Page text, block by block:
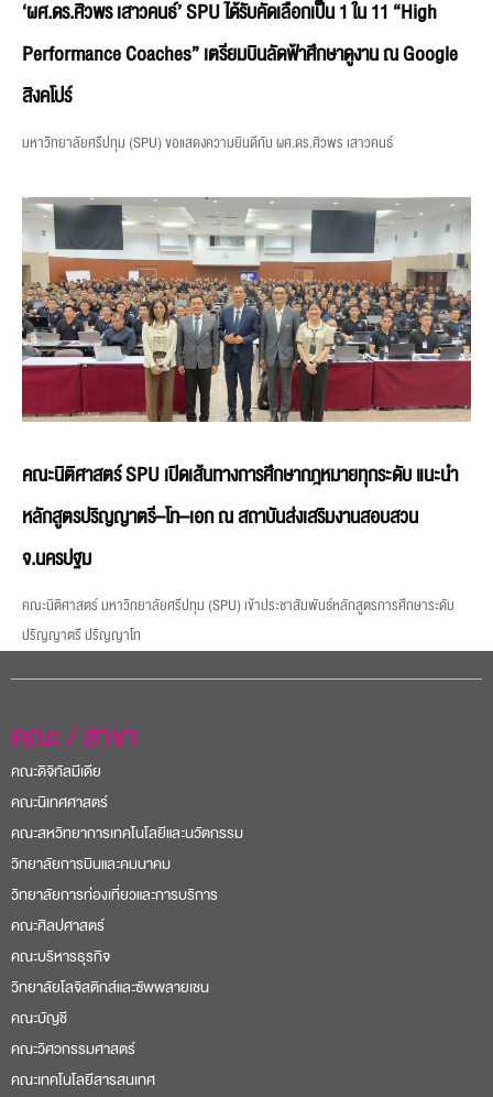
‘ผศ.ดร.ศิวพร เสาวคนธ์’ SPU ได้รับคัดเลือกเป็น 1 ใน 11 “High
Performance Coaches” เตรียมบินลัดฟ้าศึกษาดูงาน ณ Google
สิงคโปร์
มหาวิทยาลัยศรีปทุม (SPU) ขอแสดงความยินดีกับ ผศ.ดร.ศิวพร เสาวคนธ์
คณะนิติศาสตร์ SPU เปิดเส้นทางการศึกษากฎหมายทุกระดับ แนะนำ
หลักสูตรปริญญาตรี–โท–เอก ณ สถาบันส่งเสริมงานสอบสวน
จ.นครปฐม
คณะนิติศาสตร์ มหาวิทยาลัยศรีปทุม (SPU) เข้าประชาสัมพันธ์หลักสูตรการศึกษาระดับ
ปริญญาตรี ปริญญาโท
คณะ / สาขา
คณะดิจิทัลมีเดีย
คณะนิเทศศาสตร์
คณะสหวิทยาการเทคโนโลยีและนวัตกรรม
วิทยาลัยการบินและคมนาคม
วิทยาลัยการท่องเที่ยวและการบริการ
คณะศิลปศาสตร์
คณะบริหารธุรกิจ
วิทยาลัยโลจิสติกส์และซัพพลายเชน
คณะบัญชี
คณะวิศวกรรมศาสตร์
คณะเทคโนโลยีสารสนเทศ